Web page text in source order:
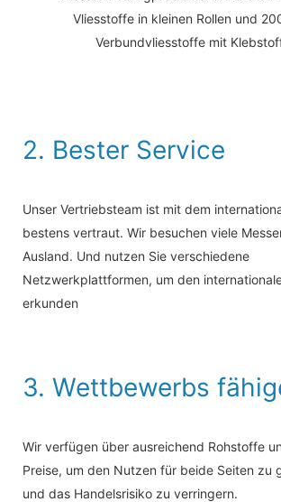
Vliesstoffe in kleinen Rollen und
Verbundvliesstoffe mit
2. Bester Service
Unser Vertriebsteam ist mit dem
bestens vertraut. Wir besuchen viele
Ausland. Und nutzen Sie verschiedene
Netzwerkplattformen, um den
erkunden
3. Wettbewerbs
Wir verfügen über ausreichend Rohstoffe
Preise, um den Nutzen für beide Seiten zu
und das Handelsrisiko zu verringern.